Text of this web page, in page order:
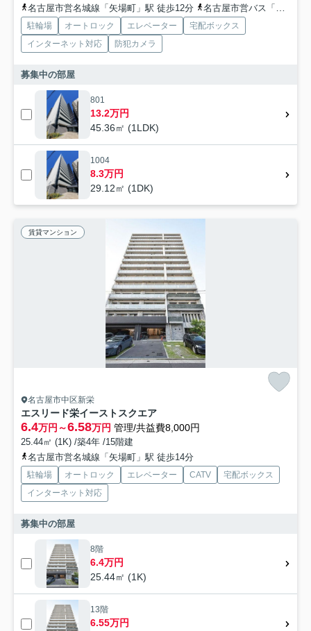
名古屋市営名城線「矢場町」駅 徒歩12分
名古屋市営バス「西白山町」バス停下車 徒歩2分
駐輪場 オートロック エレベーター
宅配ボックス
インターネット対応
防犯カメラ
募集中の部屋
801
13.2万円
45.36㎡ (1LDK)
1004
8.3万円
29.12㎡ (1DK)
賃貸マンション
名古屋市中区新栄
エスリード栄イーストスクエア
6.4万円～6.58万円 管理/共益費8,000円
25.44㎡ (1K) /築4年 /15階建
名古屋市営名城線「矢場町」駅 徒歩14分
駐輪場 オートロック エレベーター CATV
宅配ボックス
インターネット対応
募集中の部屋
8階
6.4万円
25.44㎡ (1K)
13階
6.55万円